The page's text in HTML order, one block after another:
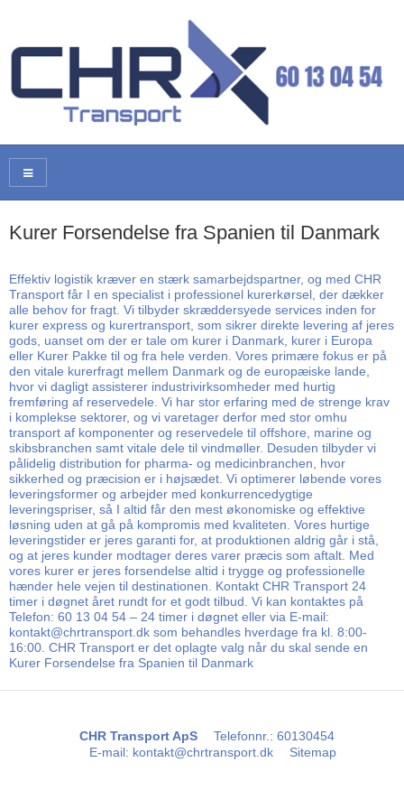
Kurer Forsendelse fra Spanien til Danmark
Effektiv logistik kræver en stærk samarbejdspartner, og med CHR
Transport får I en specialist i professionel kurerkørsel, der dækker
alle behov for fragt. Vi tilbyder skræddersyede services inden for
kurer express og kurertransport, som sikrer direkte levering af jeres
gods, uanset om der er tale om kurer i Danmark, kurer i Europa
eller Kurer Pakke til og fra hele verden. Vores primære fokus er på
den vitale kurerfragt mellem Danmark og de europæiske lande,
hvor vi dagligt assisterer industrivirksomheder med hurtig
fremføring af reservedele. Vi har stor erfaring med de strenge krav
i komplekse sektorer, og vi varetager derfor med stor omhu
transport af komponenter og reservedele til offshore, marine og
skibsbranchen samt vitale dele til vindmøller. Desuden tilbyder vi
pålidelig distribution for pharma- og medicinbranchen, hvor
sikkerhed og præcision er i højsædet. Vi optimerer løbende vores
leveringsformer og arbejder med konkurrencedygtige
leveringspriser, så I altid får den mest økonomiske og effektive
løsning uden at gå på kompromis med kvaliteten. Vores hurtige
leveringstider er jeres garanti for, at produktionen aldrig går i stå,
og at jeres kunder modtager deres varer præcis som aftalt. Med
vores kurer er jeres forsendelse altid i trygge og professionelle
hænder hele vejen til destinationen. Kontakt CHR Transport 24
timer i døgnet året rundt for et godt tilbud. Vi kan kontaktes på
Telefon: 60 13 04 54 – 24 timer i døgnet eller via E-mail:
kontakt@chrtransport.dk som behandles hverdage fra kl. 8:00-
16:00. CHR Transport er det oplagte valg når du skal sende en
Kurer Forsendelse fra Spanien til Danmark
CHR Transport ApS Telefonnr.: 60130454
E-mail: kontakt@chrtransport.dk Sitemap